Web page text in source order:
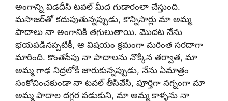
అంగాన్ని విడదీసి టవల్ మీద గుడారంలా చేస్తుంది.
మసాజర్‌తో కదుపుతున్నప్పుడు, కొన్నిసార్లు మా అమ్మ
పాదాలు నా అంగానికి తగులుతాయి. మొదట నేను
భయపడినప్పటికీ, ఆ విషయం క్రమంగా మరింత సరదాగా
మారింది. కొంతసేపు నా పాదాలను నొక్కిన తర్వాత, మా
అమ్మ గాఢ నిద్రలోకి జారుకున్నప్పుడు, నేను ఏమాత్రం
సంకోచించకుండా నా టవల్ తీసివేసి, పూర్తిగా నగ్నంగా మా
అమ్మ పాదాల దగ్గర పడుకుని, మా అమ్మ కాళ్ళను నా